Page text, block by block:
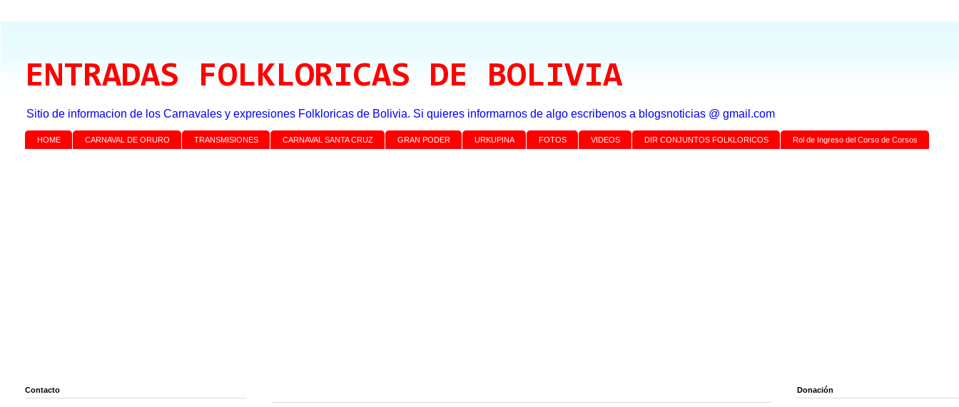
ENTRADAS FOLKLORICAS DE BOLIVIA
Sitio de informacion de los Carnavales y expresiones Folkloricas de Bolivia. Si quieres informarnos de algo escribenos a blogsnoticias @ gmail.com
HOME CARNAVAL DE ORURO TRANSMISIONES CARNAVAL SANTA CRUZ GRAN PODER URKUPINA FOTOS VIDEOS DIR CONJUNTOS FOLKLORICOS Rol de Ingreso del Corso de Corsos
Contacto Donación